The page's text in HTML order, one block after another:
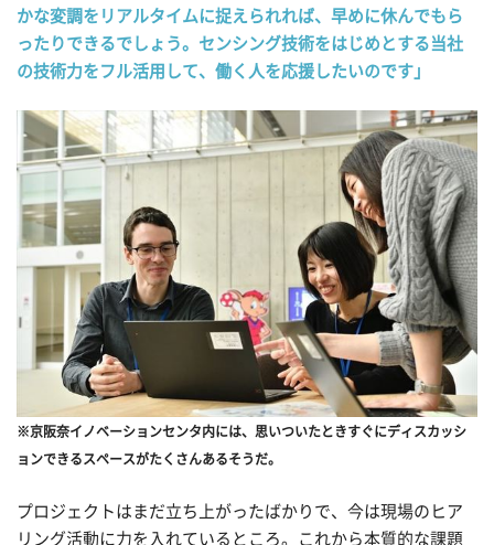
かな変調をリアルタイムに捉えられれば、早めに休んでもら
ったりできるでしょう。センシング技術をはじめとする当社
の技術力をフル活用して、働く人を応援したいのです」
※京阪奈イノベーションセンタ内には、思いついたときすぐにディスカッシ
ョンできるスペースがたくさんあるそうだ。
プロジェクトはまだ立ち上がったばかりで、今は現場のヒア
リング活動に力を入れているところ。これから本質的な課題